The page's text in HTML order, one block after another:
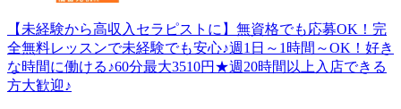
【未経験から高収入セラピストに】無資格でも応募OK！完
全無料レッスンで未経験でも安心♪週1日～1時間～OK！好き
な時間に働ける♪60分最大3510円★週20時間以上入店できる
方大歓迎♪